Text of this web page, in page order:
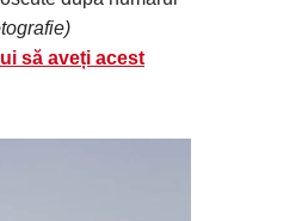
să aveți acest